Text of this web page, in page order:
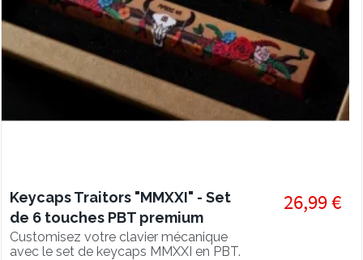
Keycaps Traitors "MMXXI" - Set
de 6 touches PBT premium
peinture sublimation
Customisez votre clavier mécanique
avec le set de keycaps MMXXI en PBT.
26,99 €